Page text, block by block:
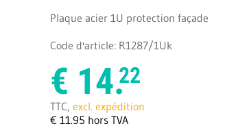
Plaque acier 1U protection façade
Code d'article: R1287/1Uk
€ 14.22
TTC, excl. expédition
€ 11.95 hors TVA